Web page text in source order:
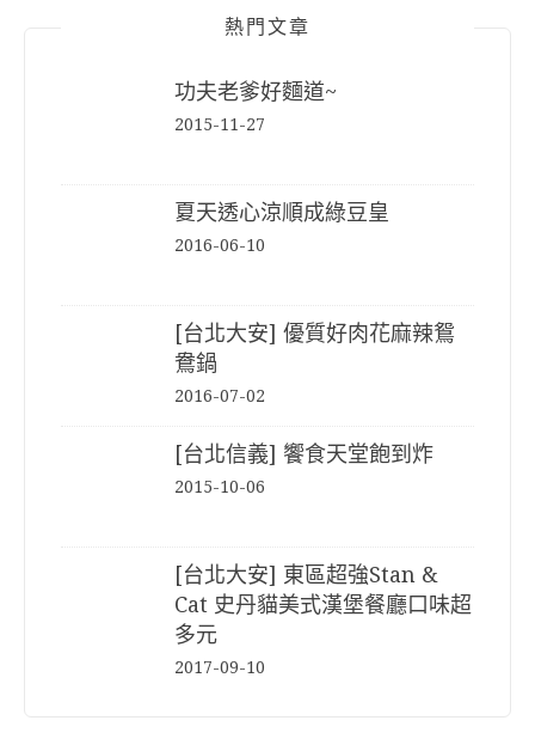
熱門文章
功夫老爹好麵道~
2015-11-27
夏天透心涼順成綠豆皇
2016-06-10
[台北大安] 優質好肉花麻辣鴛
鴦鍋
2016-07-02
[台北信義] 饗食天堂飽到炸
2015-10-06
[台北大安] 東區超強Stan &
Cat 史丹貓美式漢堡餐廳口味超
多元
2017-09-10